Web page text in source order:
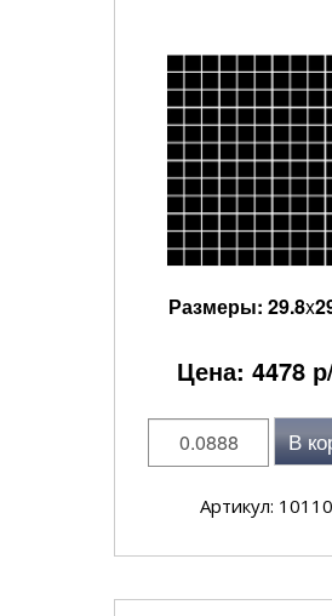
Размеры: 29.8x
Цена: 4478
В
Артикул: